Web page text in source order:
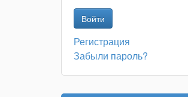
Регистрация
Забыли пароль?